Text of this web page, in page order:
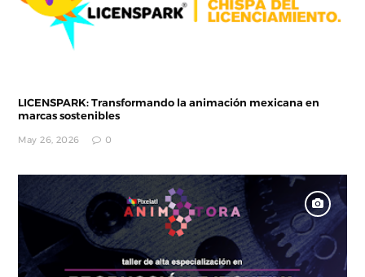
LICENSPARK: Transformando la animación mexicana en
marcas sostenibles
May 26, 2026 0